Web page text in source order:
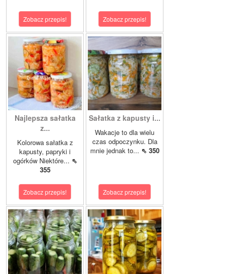
Zobacz przepis! Zobacz przepis!
Najlepsza sałatka
z...
Kolorowa sałatka z
kapusty, papryki i
ogórków Niektóre... ⇖
355
Zobacz przepis!
Sałatka z kapusty i...
Wakacje to dla wielu
czas odpoczynku. Dla
mnie jednak to... ⇖ 350
Zobacz przepis!